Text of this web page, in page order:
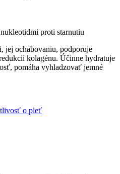
proti starnutiu
jej ochabovaniu, podporuje
kolagénu. Účinne hydratuje
pomáha vyhladzovať jemné
o pleť